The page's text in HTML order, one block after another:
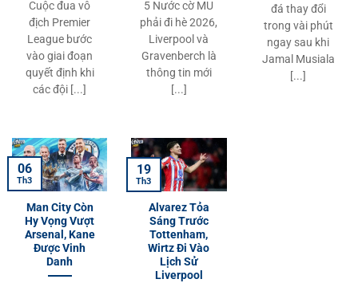
Cuộc đua vô
địch Premier
League bước
vào giai đoạn
quyết định khi
các đội [...]
5 Nước cờ MU
phải đi hè 2026,
Liverpool và
Gravenberch là
thông tin mới
[...]
đá thay đổi
trong vài phút
ngay sau khi
Jamal Musiala
[...]
Man City Còn
Hy Vọng Vượt
Arsenal, Kane
Được Vinh
Danh
06
Th3
Alvarez Tỏa
Sáng Trước
Tottenham,
Wirtz Đi Vào
Lịch Sử
Liverpool
19
Th3